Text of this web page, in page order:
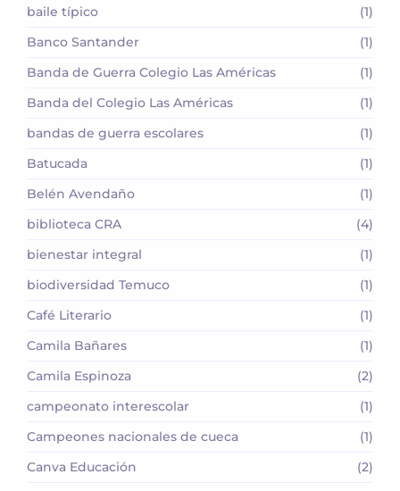
baile típico
(1)
Banco Santander
(1)
Banda de Guerra Colegio Las Américas
(1)
Banda del Colegio Las Américas
(1)
bandas de guerra escolares
(1)
Batucada
(1)
Belén Avendaño
(1)
biblioteca CRA
(4)
bienestar integral
(1)
biodiversidad Temuco
(1)
Café Literario
(1)
Camila Bañares
(1)
Camila Espinoza
(2)
campeonato interescolar
(1)
Campeones nacionales de cueca
(1)
Canva Educación
(2)